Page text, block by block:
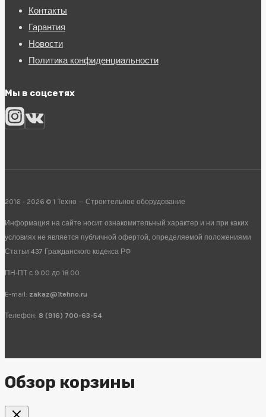
Контакты
Гарантия
Новости
Политика конфиденциальности
Мы в соцсетях
2016 - 2026 © 1 Техно — Строительное оборудование
Информация на сайте носит ознакомительный характер и ни при каких
условиях не является публичной офертой, определяемой положениями
Статьи 437 Гражданского кодекса РФ
ПН-ПТ с 9.00 до 18.00
E-mail: zakaz@1tehno.ru
Телефон: 8 (916) 700-63-54
Обзор корзины